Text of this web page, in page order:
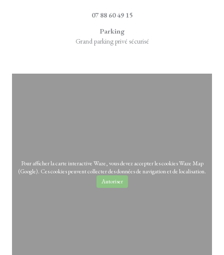
07 88 60 49 15
Parking
Grand parking privé sécurisé
Pour afficher la carte interactive Waze, vous devez accepter les cookies Waze Map
(Google). Ces cookies peuvent collecter des données de navigation et de localisation.
Autoriser